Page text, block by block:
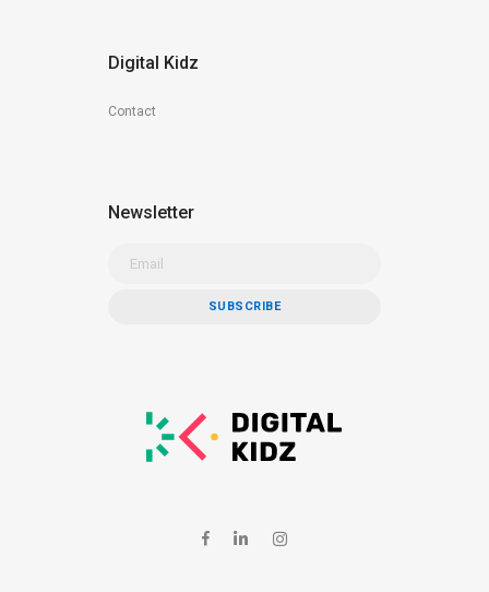
Digital Kidz
Contact
Newsletter